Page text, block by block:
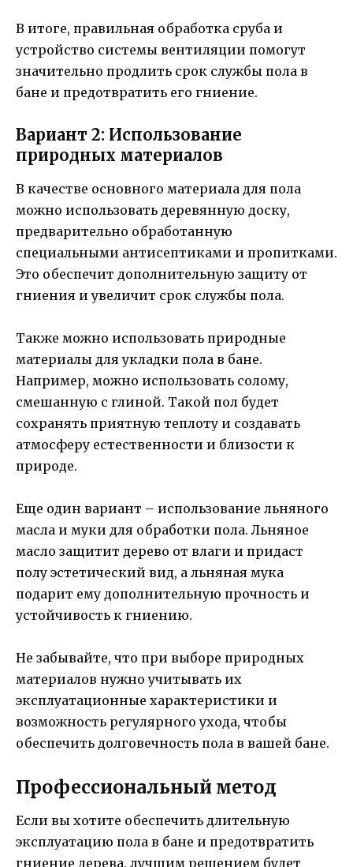
В итоге, правильная обработка сруба и
устройство системы вентиляции помогут
значительно продлить срок службы пола в
бане и предотвратить его гниение.
Вариант 2: Использование
природных материалов
В качестве основного материала для пола
можно использовать деревянную доску,
предварительно обработанную
специальными антисептиками и пропитками.
Это обеспечит дополнительную защиту от
гниения и увеличит срок службы пола.
Также можно использовать природные
материалы для укладки пола в бане.
Например, можно использовать солому,
смешанную с глиной. Такой пол будет
сохранять приятную теплоту и создавать
атмосферу естественности и близости к
природе.
Еще один вариант – использование льняного
масла и муки для обработки пола. Льняное
масло защитит дерево от влаги и придаст
полу эстетический вид, а льняная мука
подарит ему дополнительную прочность и
устойчивость к гниению.
Не забывайте, что при выборе природных
материалов нужно учитывать их
эксплуатационные характеристики и
возможность регулярного ухода, чтобы
обеспечить долговечность пола в вашей бане.
Профессиональный метод
Если вы хотите обеспечить длительную
эксплуатацию пола в бане и предотвратить
гниение дерева, лучшим решением будет